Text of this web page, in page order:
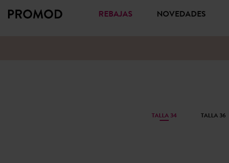
REBAJAS NOVEDADES
TALLA 34 TALLA 36